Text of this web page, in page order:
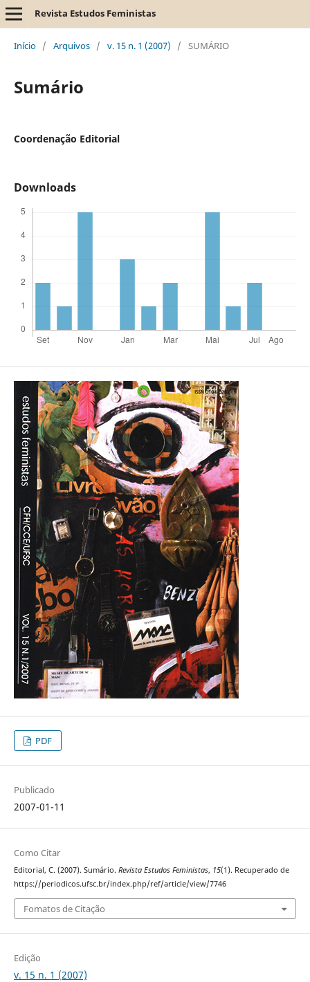
Revista Estudos Feministas
Início / Arquivos / v. 15 n. 1 (2007) / SUMÁRIO
Sumário
Coordenação Editorial
Downloads
PDF
Publicado
2007-01-11
Como Citar
Editorial, C. (2007). Sumário. Revista Estudos Feministas, 15(1). Recuperado de
https://periodicos.ufsc.br/index.php/ref/article/view/7746
Fomatos de Citação
Edição
v. 15 n. 1 (2007)